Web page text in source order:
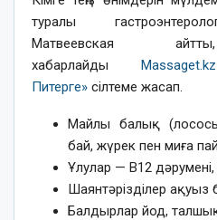
туралы
Матвеевская
хабарлайды Massaget.kz
Питерге» сілтеме жасап.
Майлы балық
бай, жүрек пен миға
Ұлулар — В12
Шаянтәрізділер ақуыз
Балдырлар йод,